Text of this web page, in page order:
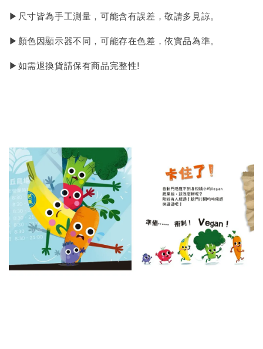
▶尺寸皆為手工測量，可能含有誤差，敬請多見諒。
▶顏色因顯示器不同，可能存在色差，依實品為準。
▶如需退換貨請保有商品完整性!